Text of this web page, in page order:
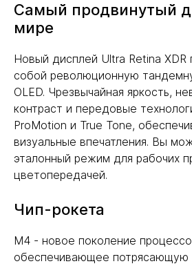
Самый продвинутый
мире
Новый дисплей Ultra Retina XDR
собой революционную
OLED. Чрезвычайная яркость,
контраст и передовые
ProMotion и True Tone,
визуальные впечатления. Вы
эталонный режим для рабочих
цветопередачей.
Чип-рокета
M4 - новое поколение
обеспечивающее потрясающую